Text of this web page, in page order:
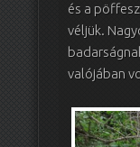
és a
véljük.
valójában